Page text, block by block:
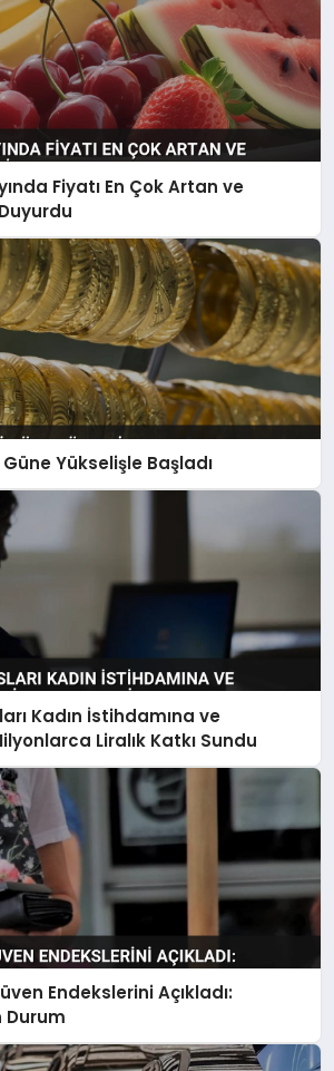
Fiyatı En Çok Artan ve
Yükselişle Başladı
Kadın İstihdamına ve
Liralık Katkı Sundu
Endekslerini Açıkladı:
Durum